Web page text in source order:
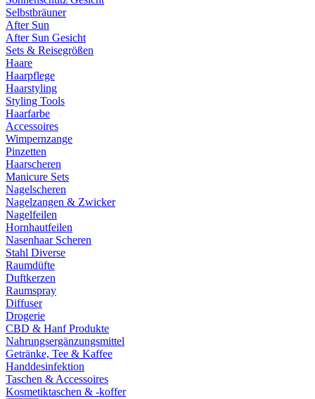
Selbstbräuner
After Sun
After Sun Gesicht
Sets & Reisegrößen
Haare
Haarpflege
Haarstyling
Styling Tools
Haarfarbe
Accessoires
Wimpernzange
Pinzetten
Haarscheren
Manicure Sets
Nagelscheren
Nagelzangen & Zwicker
Nagelfeilen
Hornhautfeilen
Nasenhaar Scheren
Stahl Diverse
Raumdüfte
Duftkerzen
Raumspray
Diffuser
Drogerie
CBD & Hanf Produkte
Nahrungsergänzungsmittel
Getränke, Tee & Kaffee
Handdesinfektion
Taschen & Accessoires
Kosmetiktaschen & -koffer